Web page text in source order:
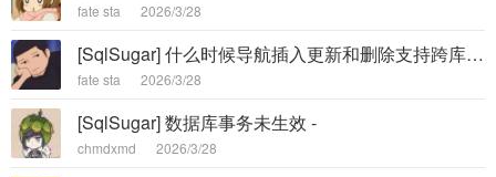
fate sta 2026/3/28
[SqlSugar] 什么时候导航插入更新和删除支持跨库呀，有计划吗？ -
fate sta 2026/3/28
[SqlSugar] 数据库事务未生效 -
chmdxmd 2026/3/28